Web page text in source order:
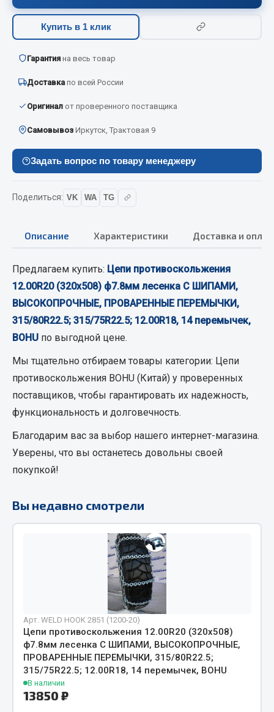
Соединительные элементы
Адаптеры и переходники
Тройники
Угольники
Фитинги
Автомобильный инструмент
Измерительный инструмент
Крепежный инструмент
Режущий инструмент
Силовое оборудование
Слесарный инструмент
Столярный инструмент
Показать ещё
Весь раздел
Кольца уплотнительные
Манжеты
Паронит
Патрубки
Прокладки
Рукава высокого давления
Купить в 1 клик
Гарантия на весь товар
Доставка по всей России
Оригинал от проверенного поставщика
Самовывоз Иркутск, Трактовая 9
Задать вопрос по товару менеджеру
Поделиться: VK WA TG
Описание Характеристики Доставка и
Предлагаем купить: Цепи противоскольжения
12.00R20 (320х508) ф7.8мм лесенка С ШИПАМИ,
ВЫСОКОПРОЧНЫЕ, ПРОВАРЕННЫЕ ПЕРЕМЫЧКИ,
315/80R22.5; 315/75R22.5; 12.00R18, 14 перемычек,
BOHU по выгодной цене.
Мы тщательно отбираем товары категории: Цепи
противоскольжения BOHU (Китай) у проверенных
поставщиков, чтобы гарантировать их надежность,
функциональность и долговечность.
Благодарим вас за выбор нашего интернет-магазина.
Уверены, что вы останетесь довольны своей
покупкой!
Вы недавно смотрели
Арт. WELD HOOK 2851 (1200-20)
Цепи противоскольжения 12.00R20 (320х508)
ф7.8мм лесенка С ШИПАМИ, ВЫСОКОПРОЧНЫЕ,
ПРОВАРЕННЫЕ ПЕРЕМЫЧКИ, 315/80R22.5;
315/75R22.5; 12.00R18, 14 перемычек, BOHU
В наличии
13850 ₽